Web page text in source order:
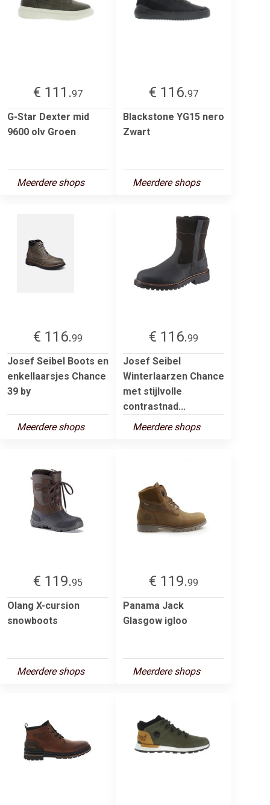
€ 111.97
G-Star Dexter mid
9600 olv Groen
Meerdere shops
€ 116.97
Blackstone YG15 nero
Zwart
Meerdere shops
€ 116.99
Josef Seibel Boots en
enkellaarsjes Chance
39 by
Meerdere shops
€ 116.99
Josef Seibel
Winterlaarzen Chance
met stijlvolle
contrastnad...
Meerdere shops
€ 119.95
Olang X-cursion
snowboots
Meerdere shops
€ 119.99
Panama Jack
Glasgow igloo
Meerdere shops